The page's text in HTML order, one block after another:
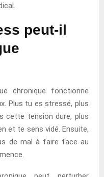
peut-il
chronique fonctionne
Plus tu es stressé, plus
cette tension dure, plus
et te sens vidé. Ensuite,
de mal à faire face au